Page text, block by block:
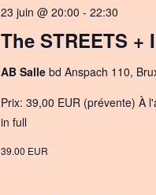
The STREETS +
23 juin @ 20:00 - 22:30
AB Salle bd Anspach 110,
Prix: 39,00 EUR (prévente) À
in full
39.00 EUR